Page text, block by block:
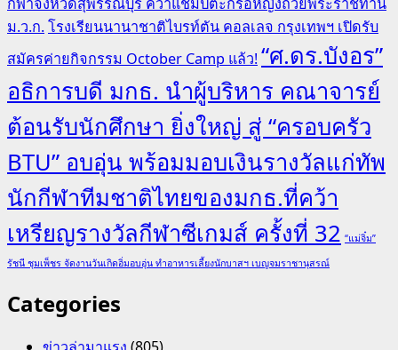
ม.ว.ก.โรงเรียนนานาชาติไบรท์ตัน คอลเลจ กรุงเทพฯ เปิดรับ
สมัครค่ายกิจกรรม October Camp แล้ว!“ศ.ดร.บังอร”
อธิการบดี มกธ. นำผู้บริหาร คณาจารย์
ต้อนรับนักศึกษา ยิ่งใหญ่ สู่ “ครอบครัว
BTU” อบอุ่น พร้อมมอบเงินรางวัลแก่ทัพ
นักกีฬาทีมชาติไทยของมกธ.ที่คว้า
เหรียญรางวัลกีฬาซีเกมส์ ครั้งที่ 32 “แม่จิ๋ม”
รัชนี ชุมเพ็ชร จัดงานวันเกิดอิ่มอบอุ่น ทำอาหารเลี้ยงนักบาสฯ เบญจมราชานุสรณ์
Categories